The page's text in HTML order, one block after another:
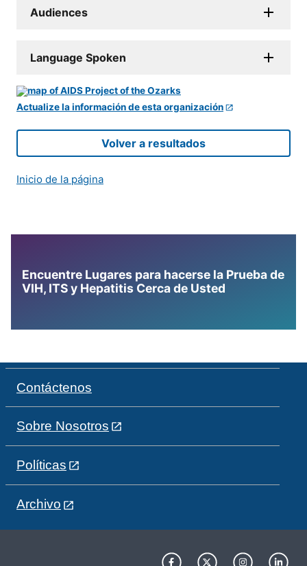
Audiences
Language Spoken
Actualize la información de esta organización
Volver a resultados
Inicio de la página
Encuentre Lugares para hacerse la Prueba de
VIH, ITS y Hepatitis Cerca de Usted
Contáctenos
Sobre Nosotros
Políticas
Archivo